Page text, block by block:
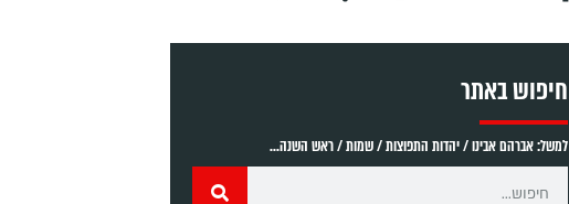
חיפוש באתר
למשל: אברהם אבינו / יהדות התפוצות / שמות / ראש השנה...